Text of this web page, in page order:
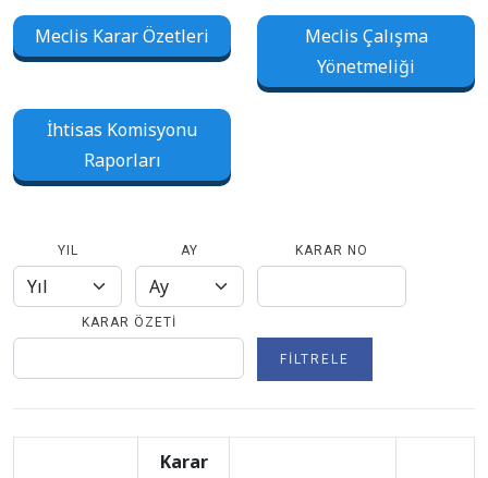
Meclis Karar Özetleri
Meclis Çalışma
Yönetmeliği
İhtisas Komisyonu
Raporları
YIL AY KARAR NO
KARAR ÖZETI
FILTRELE
Karar